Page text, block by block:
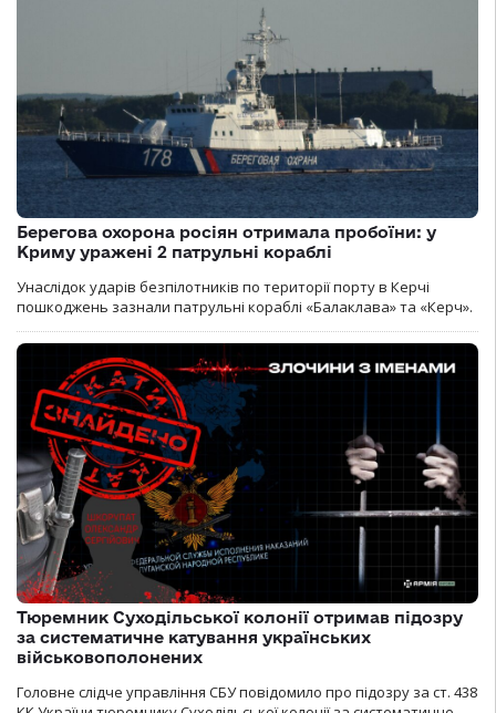
Берегова охорона росіян отримала пробоїни: у
Криму уражені 2 патрульні кораблі
Унаслідок ударів безпілотників по території порту в Керчі
пошкоджень зазнали патрульні кораблі «Балаклава» та «Керч».
Тюремник Суходільської колонії отримав підозру
за систематичне катування українських
військовополонених
Головне слідче управління СБУ повідомило про підозру за ст. 438